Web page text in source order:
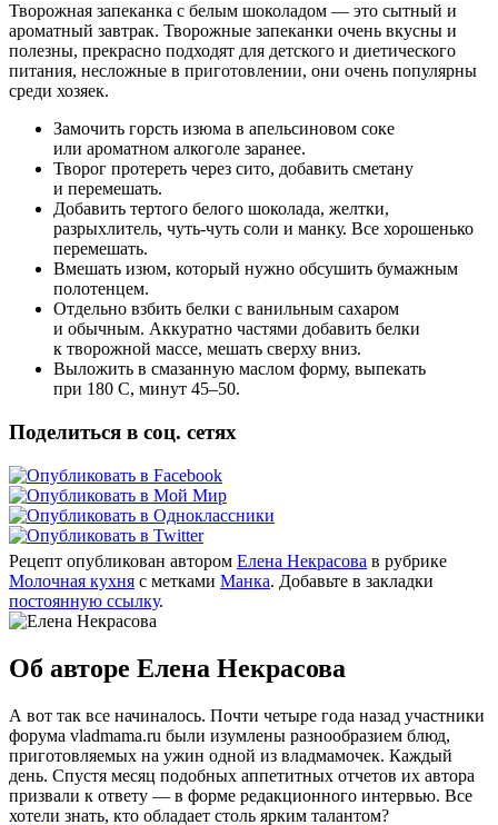
Творожная запеканка с белым шоколадом — это сытный и
ароматный завтрак. Творожные запеканки очень вкусны и
полезны, прекрасно подходят для детского и диетического
питания, несложные в приготовлении, они очень популярны
среди хозяек.
Замочить горсть изюма в апельсиновом соке
или ароматном алкоголе заранее.
Творог протереть через сито, добавить сметану
и перемешать.
Добавить тертого белого шоколада, желтки,
разрыхлитель, чуть-чуть соли и манку. Все хорошенько
перемешать.
Вмешать изюм, который нужно обсушить бумажным
полотенцем.
Отдельно взбить белки с ванильным сахаром
и обычным. Аккуратно частями добавить белки
к творожной массе, мешать сверху вниз.
Выложить в смазанную маслом форму, выпекать
при 180 С, минут 45–50.
Поделиться в соц. сетях
Рецепт опубликован автором Елена Некрасова в рубрике
Молочная кухня с метками Манка. Добавьте в закладки
постоянную ссылку.
Об авторе Елена Некрасова
А вот так все начиналось. Почти четыре года назад участники
форума vladmama.ru были изумлены разнообразием блюд,
приготовляемых на ужин одной из владмамочек. Каждый
день. Спустя месяц подобных аппетитных отчетов их автора
призвали к ответу — в форме редакционного интервью. Все
хотели знать, кто обладает столь ярким талантом?